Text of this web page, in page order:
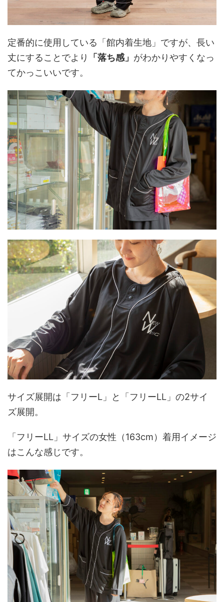
定番的に使用している「館内着生地」ですが、長い
丈にすることでより
「落ち感」 がわかりやすくなっ
てかっこいいです。
サイズ展開は「フリーL」と「フリーLL」の2サイ
ズ展開。
「フリーLL」サイズの女性（163cm）着用イメージ
はこんな感じです。